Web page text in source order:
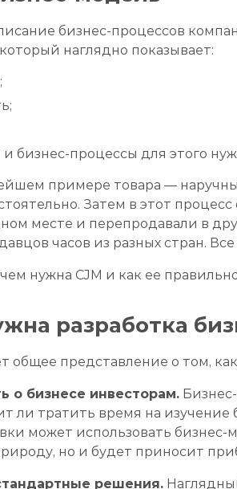
бизнес-процессов
наглядно показывает:
и бизнес-процессы для этого
примере товара —
Затем в этот
месте и перепродавали в
часов из разных стран.
нужна CJM и как ее
разработка
общее представление о том,
о бизнесе инвесторам.
ли тратить время на
может использовать
но и будет приносит
решения.